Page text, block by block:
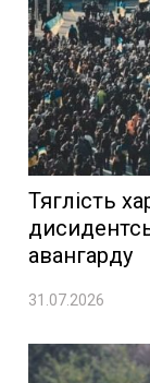
Тяглість
авангарду
31.07.2026